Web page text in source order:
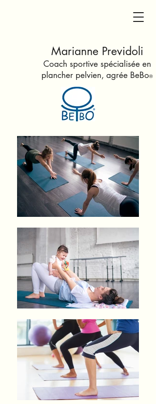
Marianne Previdoli
Coach sportive spécialisée en
plancher pelvien, agrée BeBo®